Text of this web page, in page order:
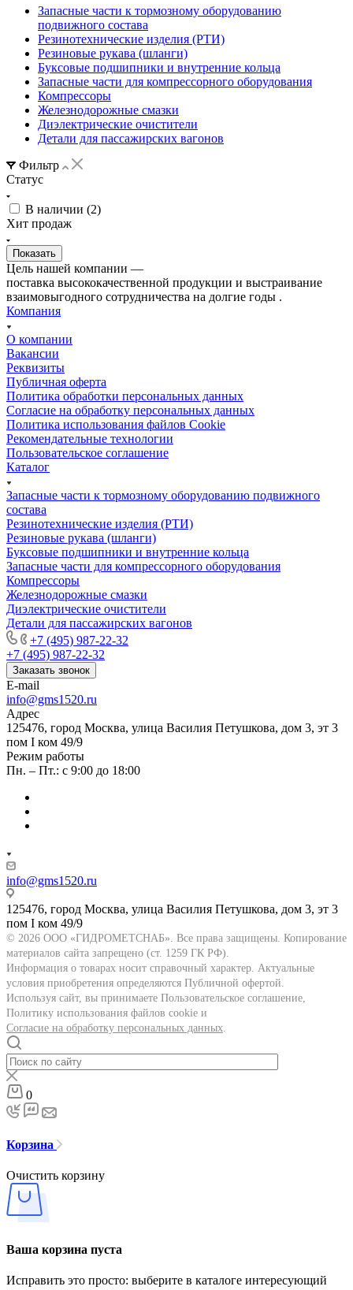
Запасные части к тормозному оборудованию
подвижного состава
Резинотехнические изделия (РТИ)
Резиновые рукава (шланги)
Буксовые подшипники и внутренние кольца
Запасные части для компрессорного оборудования
Компрессоры
Железнодорожные смазки
Диэлектрические очистители
Детали для пассажирских вагонов
Фильтр
Статус
В наличии (2)
Хит продаж
Цель нашей компании —
поставка высококачественной продукции и выстраивание
взаимовыгодного сотрудничества на долгие годы .
Компания
О компании
Вакансии
Реквизиты
Публичная оферта
Политика обработки персональных данных
Cогласие на обработку персональных данных
Политика использования файлов Cookie
Рекомендательные технологии
Пользовательское соглашение
Каталог
Запасные части к тормозному оборудованию подвижного
состава
Резинотехнические изделия (РТИ)
Резиновые рукава (шланги)
Буксовые подшипники и внутренние кольца
Запасные части для компрессорного оборудования
Компрессоры
Железнодорожные смазки
Диэлектрические очистители
Детали для пассажирских вагонов
+7 (495) 987-22-32
+7 (495) 987-22-32
Заказать звонок
E-mail
info@gms1520.ru
Адрес
125476, город Москва, улица Василия Петушкова, дом 3, эт 3
пом I ком 49/9
Режим работы
Пн. – Пт.: с 9:00 до 18:00
info@gms1520.ru
125476, город Москва, улица Василия Петушкова, дом 3, эт 3
пом I ком 49/9
© 2026 ООО «ГИДРОМЕТСНАБ». Все права защищены. Копирование
материалов сайта запрещено (ст. 1259 ГК РФ).
Информация о товарах носит справочный характер. Актуальные
условия приобретения определяются Публичной офертой.
Используя сайт, вы принимаете Пользовательское соглашение,
Политику использования файлов cookie и
Согласие на обработку персональных данных
0
Корзина
Очистить корзину
Ваша корзина пуста
Исправить это просто: выберите в каталоге интересующий